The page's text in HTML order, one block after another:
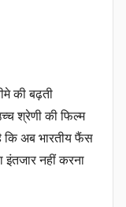
की बढ़ती
श्रेणी की फिल्म
कि अब भारतीय फैंस
इंतजार नहीं करना